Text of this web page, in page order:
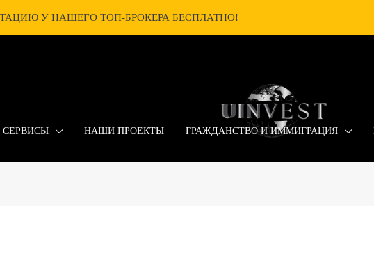
У НАШЕГО ТОП-БРОКЕРА БЕСПЛАТНО!
НАШИ ПРОЕКТЫ ГРАЖДАНСТВО И ИММИГРАЦИЯ